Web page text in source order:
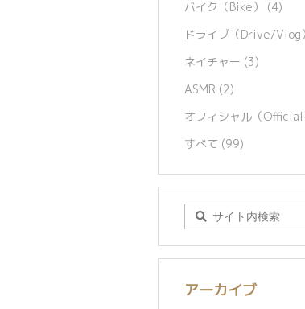
バイク（Bike） (4)
ドライブ（Drive/Vlog
ネイチャー (3)
ASMR (2)
オフィシャル（Official
すべて (99)
アーカイブ